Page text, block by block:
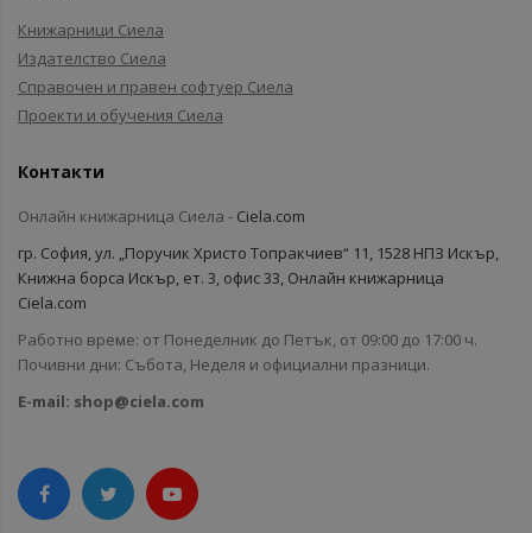
Книжарници Сиела
Издателство Сиела
Справочен и правен софтуер Сиела
Проекти и обучения Сиела
Контакти
Онлайн книжарница Сиела - Ciela.com
гр. София, ул. „Поручик Христо Топракчиев“ 11, 1528 НПЗ Искър,
Книжна борса Искър, ет. 3, офис 33, Онлайн книжарница
Ciela.com
Работно време: от Понеделник до Петък, от 09:00 до 17:00 ч.
Почивни дни: Събота, Неделя и официални празници.
E-mail: shop@ciela.com